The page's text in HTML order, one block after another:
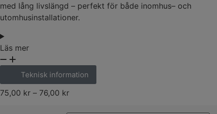
med lång livslängd – perfekt för både inomhus– och
utomhusinstallationer.
Läs mer
Teknisk information
75,00 kr – 76,00 kr